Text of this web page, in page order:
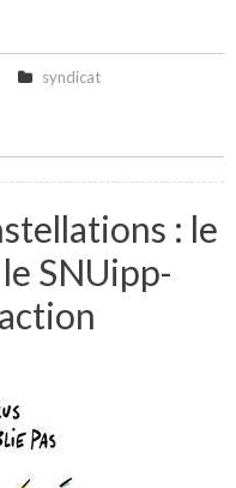
syndicat
: le
SNUipp-